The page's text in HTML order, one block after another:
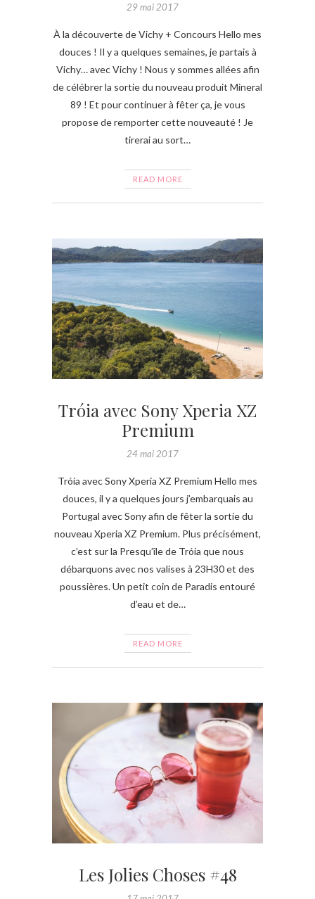
29 mai 2017
À la découverte de Vichy + Concours Hello mes
douces ! Il y a quelques semaines, je partais à
Vichy… avec Vichy ! Nous y sommes allées afin
de célébrer la sortie du nouveau produit Mineral
89 ! Et pour continuer à fêter ça, je vous
propose de remporter cette nouveauté ! Je
tirerai au sort…
READ MORE
Tróia avec Sony Xperia XZ
Premium
24 mai 2017
Tróia avec Sony Xperia XZ Premium Hello mes
douces, il y a quelques jours j’embarquais au
Portugal avec Sony afin de fêter la sortie du
nouveau Xperia XZ Premium. Plus précisément,
c’est sur la Presqu’île de Tróia que nous
débarquons avec nos valises à 23H30 et des
poussières. Un petit coin de Paradis entouré
d’eau et de…
READ MORE
Les Jolies Choses #48